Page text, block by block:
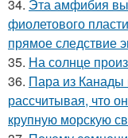
34. Эта амфибия
фиолетового
прямое следствие
35. На солнце
36. Пара из Канады
рассчитывая, что
крупную морскую